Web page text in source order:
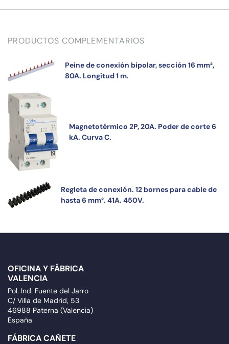
PRODUCTOS COMPLEMENTARIOS
Peine de conexión bipolar, sección 16 mm²,
80A. Longitud 1 m.
Magnetotérmico 2P, 20A. Poder de corte 6
kA. Curva C.
Regleta de conexión. 12 bornes para cable de
hasta 6 mm². 41A. 450V.
OFICINA Y FÁBRICA
VALENCIA
Pol. Ind. Fuente del Jarro
C/ Villa de Madrid, 53
46988 Paterna (Valencia)
España
FÁBRICA CAÑETE